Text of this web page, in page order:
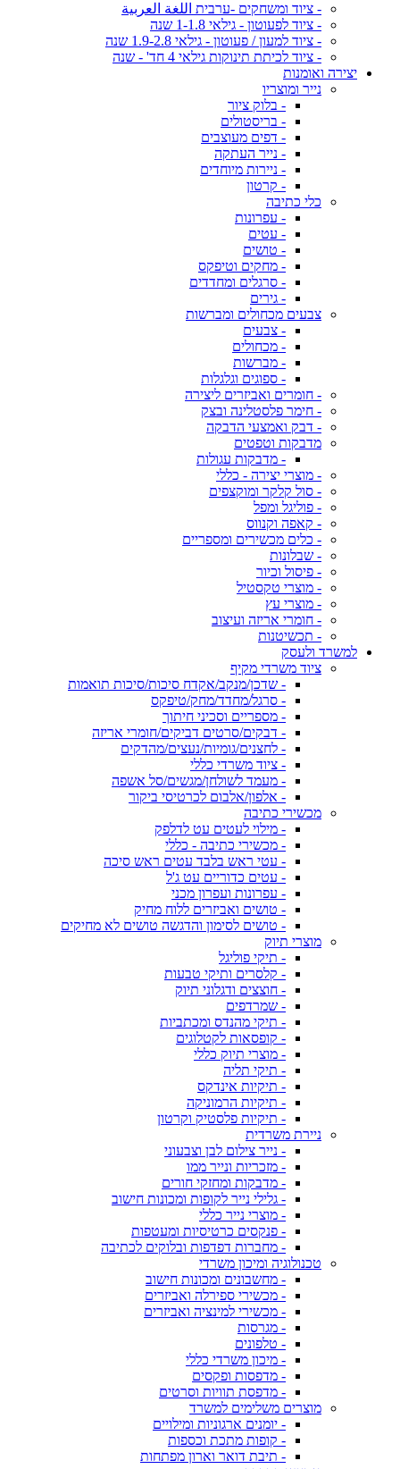
- ציוד ומשחקים -ערבית اللغة العربية
- ציוד לפעוטון - גילאי 1-1.8 שנה
- ציוד למעון / פעוטון - גילאי 1.9-2.8 שנה
- ציוד לכיתת תינוקות גילאי 4 חד' - שנה
יצירה ואומנות
נייר ומוצריו
- בלוק ציור
- בריסטולים
- דפים מעוצבים
- נייר העתקה
- ניירות מיוחדים
- קרטון
כלי כתיבה
- עפרונות
- עטים
- טושים
- מחקים וטיפקס
- סרגלים ומחדדים
- גירים
צבעים מכחולים ומברשות
- צבעים
- מכחולים
- מברשות
- ספוגים וגלגלות
- חומרים ואביזרים ליצירה
- חימר פלסטלינה ובצק
- דבק ואמצעי הדבקה
מדבקות וטפטים
- מדבקות עגולות
- מוצרי יצירה - כללי
- סול קלקר ומוקצפים
- פוליגל ומפל
- קאפה וקנווס
- כלים מכשירים ומספריים
- שבלונות
- פיסול וכיור
- מוצרי טקסטיל
- מוצרי עץ
- חומרי אריזה ועיצוב
- תכשיטנות
למשרד ולעסק
ציוד משרדי מקיף
- שדכן/מנקב/אקדח סיכות/סיכות תואמות
- סרגל/מחדד/מחק/טיפקס
- מספריים וסכיני חיתוך
- דבקים/סרטים דביקים/חומרי אריזה
- לחצנים/גומיות/נעצים/מהדקים
- ציוד משרדי כללי
- מעמד לשולחן/מגשים/סל אשפה
- אלפון/אלבום לכרטיסי ביקור
מכשירי כתיבה
- מילוי לעטים עט לדלפק
- מכשירי כתיבה - כללי
- עטי ראש בלבד עטים ראש סיכה
- עטים כדוריים עט ג'ל
- עפרונות ועפרון מכני
- טושים ואביזרים ללוח מחיק
- טושים לסימון והדגשה טושים לא מחיקים
מוצרי תיוק
- תיקי פוליגל
- קלסרים ותיקי טבעות
- חוצצים ודגלוני תיוק
- שמרדפים
- תיקי מהנדס ומכתביות
- קופסאות לקטלוגים
- מוצרי תיוק כללי
- תיקי תליה
- תיקיות אינדקס
- תיקיות הרמוניקה
- תיקיות פלסטיק וקרטון
ניירת משרדית
- נייר צילום לבן וצבעוני
- מזכריות ונייר ממו
- מדבקות ומחזקי חורים
- גלילי נייר לקופות ומכונות חישוב
- מוצרי נייר כללי
- פנקסים כרטיסיות ומעטפות
- מחברות דפדפות ובלוקים לכתיבה
טכנולוגיה ומיכון משרדי
- מחשבונים ומכונות חישוב
- מכשירי ספירלה ואביזרים
- מכשירי למינציה ואביזרים
- מגרסות
- טלפונים
- מיכון משרדי כללי
- מדפסות ופקסים
- מדפסת תוויות וסרטים
מוצרים משלימים למשרד
- יומנים ארגוניות ומילויים
- קופות מתכת וכספות
- תיבת דואר וארון מפתחות